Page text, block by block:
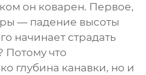
он коварен. Первое,
— падение высоты
начинает страдать
Потому что
глубина канавки, но и